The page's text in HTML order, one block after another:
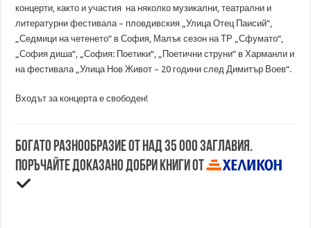
концерти, както и участия на няколко музикални, театрални и
литературни фестивала – пловдивския „Улица Отец Паисий“,
„Седмици на четенето“ в София, Малък сезон на ТР „Сфумато“,
„София диша“, „София: Поетики“, „Поетични струни“ в Харманли и
на фестивала „Улица Нов Живот – 20 години след Димитър Воев“.
Входът за концерта е свободен!
Богато разнообразие от над 35 000 заглавия.
Поръчайте доказано добри книги от